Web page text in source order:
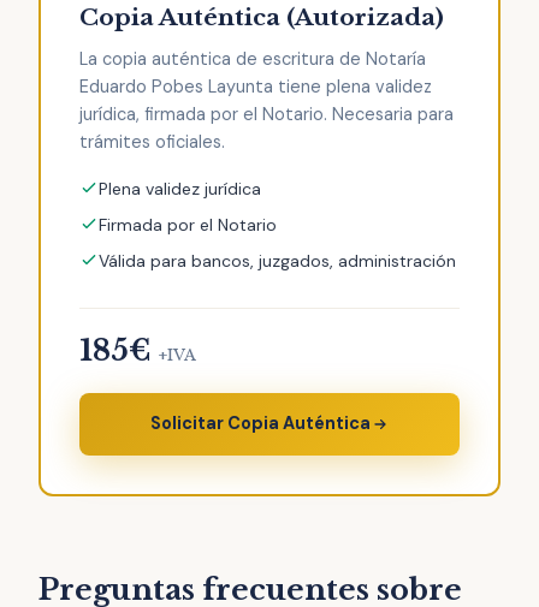
Copia Auténtica (Autorizada)
La copia auténtica de escritura de Notaría
Eduardo Pobes Layunta tiene plena validez
jurídica, firmada por el Notario. Necesaria para
trámites oficiales.
Plena validez jurídica
Firmada por el Notario
Válida para bancos, juzgados, administración
185€ +IVA
Solicitar Copia Auténtica
Preguntas frecuentes sobre